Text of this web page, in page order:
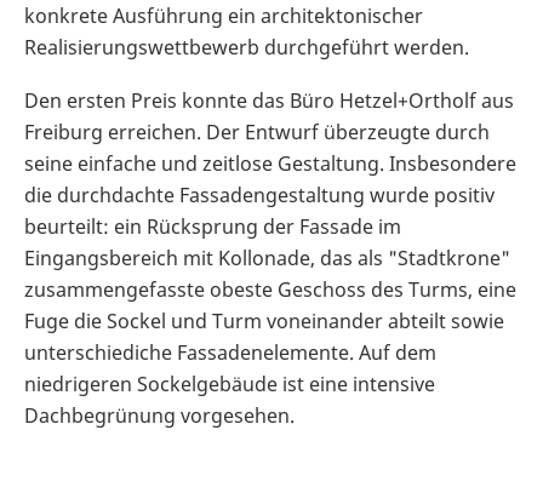
konkrete Ausführung ein architektonischer
Realisierungswettbewerb durchgeführt werden.
Den ersten Preis konnte das Büro Hetzel+Ortholf aus
Freiburg erreichen. Der Entwurf überzeugte durch
seine einfache und zeitlose Gestaltung. Insbesondere
die durchdachte Fassadengestaltung wurde positiv
beurteilt: ein Rücksprung der Fassade im
Eingangsbereich mit Kollonade, das als "Stadtkrone"
zusammengefasste obeste Geschoss des Turms, eine
Fuge die Sockel und Turm voneinander abteilt sowie
unterschiediche Fassadenelemente. Auf dem
niedrigeren Sockelgebäude ist eine intensive
Dachbegrünung vorgesehen.